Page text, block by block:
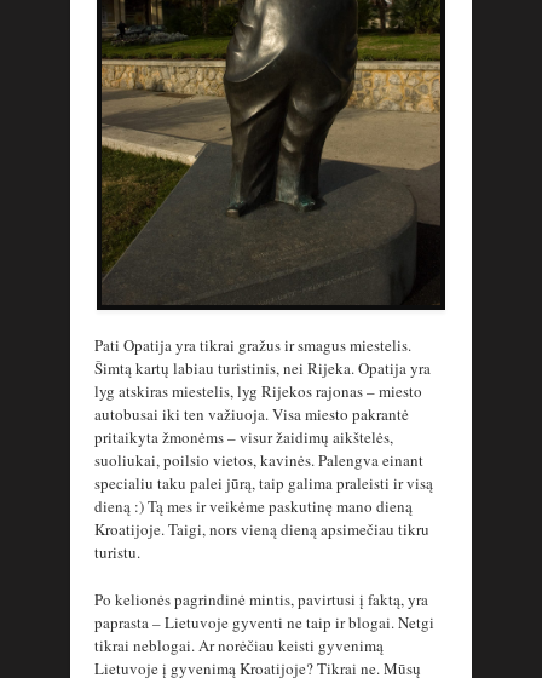
Pati Opatija yra tikrai gražus ir smagus miestelis.
Šimtą kartų labiau turistinis, nei Rijeka. Opatija yra
lyg atskiras miestelis, lyg Rijekos rajonas – miesto
autobusai iki ten važiuoja. Visa miesto pakrantė
pritaikyta žmonėms – visur žaidimų aikštelės,
suoliukai, poilsio vietos, kavinės. Palengva einant
specialiu taku palei jūrą, taip galima praleisti ir visą
dieną :) Tą mes ir veikėme paskutinę mano dieną
Kroatijoje. Taigi, nors vieną dieną apsimečiau tikru
turistu.
Po kelionės pagrindinė mintis, pavirtusi į faktą, yra
paprasta – Lietuvoje gyventi ne taip ir blogai. Netgi
tikrai neblogai. Ar norėčiau keisti gyvenimą
Lietuvoje į gyvenimą Kroatijoje? Tikrai ne. Mūsų